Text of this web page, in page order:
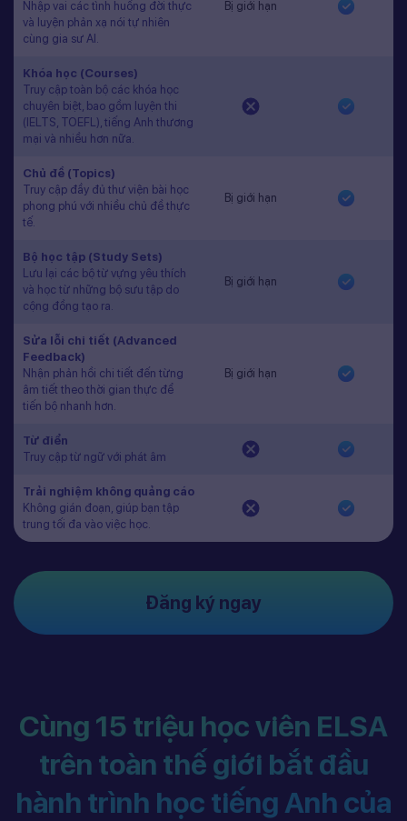
Nhập vai các tình huống đời thực
và luyện phản xạ nói tự nhiên
cùng gia sư AI.
Bị giới hạn
Khóa học (Courses)
Truy cập toàn bộ các khóa học
chuyên biệt, bao gồm luyện thi
(IELTS, TOEFL), tiếng Anh thương
mại và nhiều hơn nữa.
Chủ đề (Topics)
Truy cập đầy đủ thư viện bài học
phong phú với nhiều chủ đề thực
tế.
Bị giới hạn
Bộ học tập (Study Sets)
Lưu lại các bộ từ vựng yêu thích
và học từ những bộ sưu tập do
cộng đồng tạo ra.
Bị giới hạn
Sửa lỗi chi tiết (Advanced
Feedback)
Nhận phản hồi chi tiết đến từng
âm tiết theo thời gian thực để
tiến bộ nhanh hơn.
Bị giới hạn
Từ điển
Truy cập từ ngữ với phát âm
Trải nghiệm không quảng cáo
Không gián đoạn, giúp bạn tập
trung tối đa vào việc học.
Đăng ký ngay
Cùng 15 triệu học viên ELSA
trên toàn thế giới bắt đầu
hành trình học tiếng Anh của